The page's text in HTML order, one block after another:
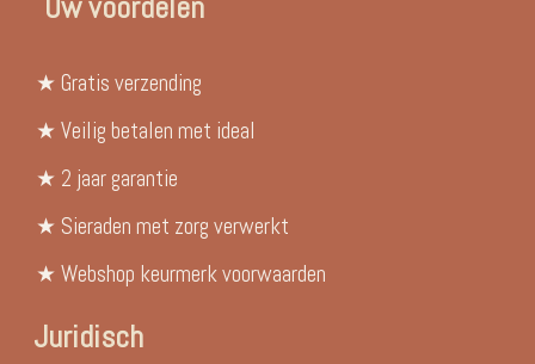
Uw voordelen
★ Gratis verzending
★ Veilig betalen met ideal
★ 2 jaar garantie
★ Sieraden met zorg verwerkt
★ Webshop keurmerk voorwaarden
Juridisch